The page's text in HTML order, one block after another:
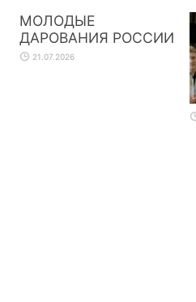
МОЛОДЫЕ
ДАРОВАНИЯ РОССИИ
21.07.2026